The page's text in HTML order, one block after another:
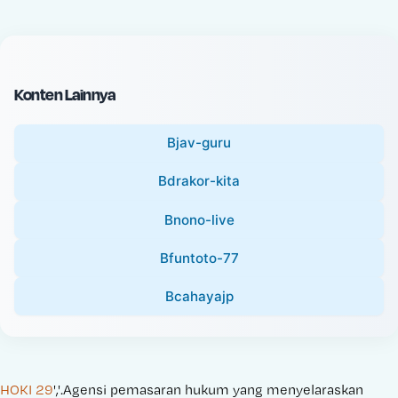
c
e
Konten Lainnya
Bjav-guru
Bdrakor-kita
Bnono-live
Bfuntoto-77
Bcahayajp
HOKI 29','.Agensi pemasaran hukum yang menyelaraskan